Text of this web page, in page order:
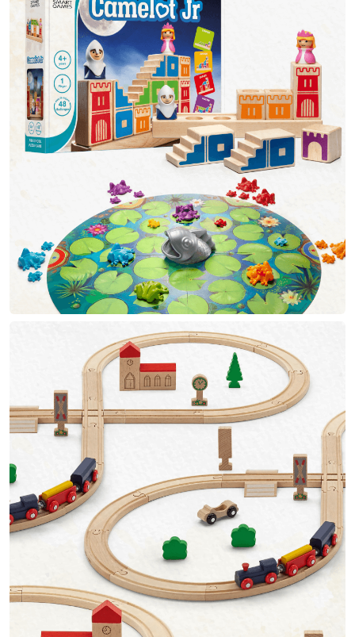
Brush Pen-uri
Carioci
Creioane cerate
Creioane colorate
Creioane mecanice
Linere
Markere
Stilouri
Măsurare și trasare
Rigle
Organizare și Arhivare
Caiete mecanice
Clipboard-uri
Dosare Carton
Dosare Plastic
Folii de protecție
Mape
Penare
Penare cu doua compartimente
Penare cu trei compartimente
Penare cu un compartiment
Penare echipate
Penare neechipate
Pictură și desen